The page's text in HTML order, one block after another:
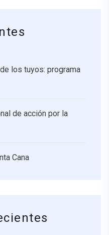
los tuyos: programa
de acción por la
Cana